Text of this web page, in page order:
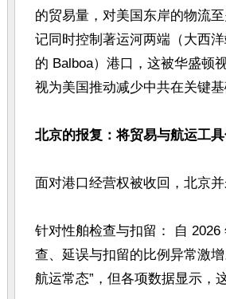
的贸易量，对美国东岸的物流
记同时控制著运河两端（大西
的 Balboa）港口，这被华盛顿
视为美国推动减少中共在关键
北京的报复：将贸易与航运工
面对港口经营权被收回，北京
针对性舶检查与扣留： 自
查、延误与扣留的比例异常激
航运常态”，但各项数据显示，